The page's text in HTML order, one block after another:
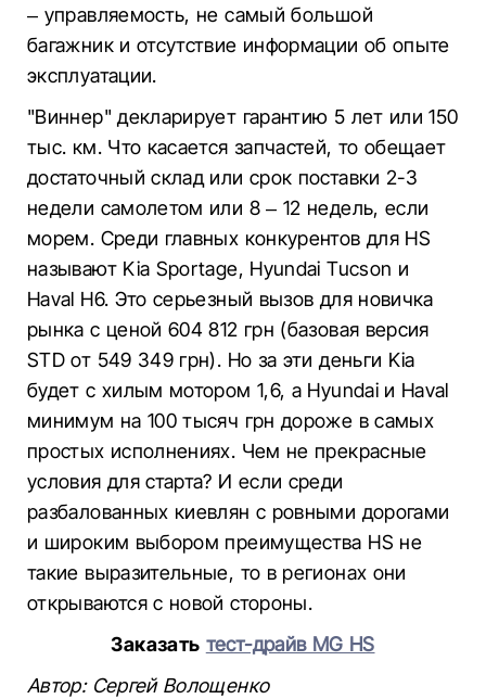
– управляемость, не самый большой
багажник и отсутствие информации об опыте
эксплуатации.
"Виннер" декларирует гарантию 5 лет или 150
тыс. км. Что касается запчастей, то обещает
достаточный склад или срок поставки 2-3
недели самолетом или 8 – 12 недель, если
морем. Среди главных конкурентов для HS
называют Kia Sportage, Hyundai Tucson и
Haval H6. Это серьезный вызов для новичка
рынка с ценой 604 812 грн (базовая версия
STD от 549 349 грн). Но за эти деньги Kia
будет с хилым мотором 1,6, а Hyundai и Haval
минимум на 100 тысяч грн дороже в самых
простых исполнениях. Чем не прекрасные
условия для старта? И если среди
разбалованных киевлян с ровными дорогами
и широким выбором преимущества HS не
такие выразительные, то в регионах они
открываются с новой стороны.
Заказать тест-драйв MG HS
Автор: Сергей Волощенко